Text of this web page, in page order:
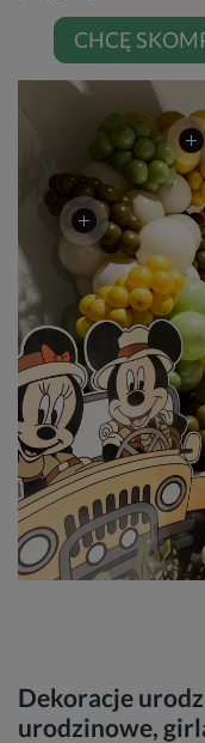
CHCĘ
Dekoracje
urodzinowe,